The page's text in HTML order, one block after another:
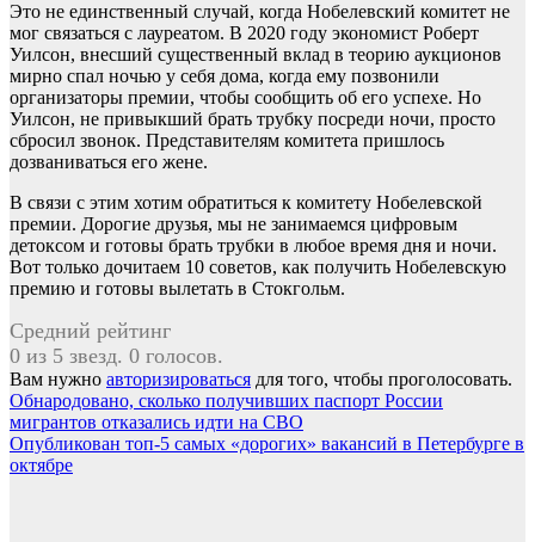
Это не единственный случай, когда Нобелевский комитет не
мог связаться с лауреатом. В 2020 году экономист Роберт
Уилсон, внесший существенный вклад в теорию аукционов
мирно спал ночью у себя дома, когда ему позвонили
организаторы премии, чтобы сообщить об его успехе. Но
Уилсон, не привыкший брать трубку посреди ночи, просто
сбросил звонок. Представителям комитета пришлось
дозваниваться его жене.
В связи с этим хотим обратиться к комитету Нобелевской
премии. Дорогие друзья, мы не занимаемся цифровым
детоксом и готовы брать трубки в любое время дня и ночи.
Вот только дочитаем 10 советов, как получить Нобелевскую
премию и готовы вылетать в Стокгольм.
Средний рейтинг
0 из 5 звезд. 0 голосов.
Вам нужно авторизироваться для того, чтобы проголосовать.
Навигация
по
записям
Обнародовано, сколько получивших паспорт России
мигрантов отказались идти на СВО
Опубликован топ-5 самых «дорогих» вакансий в Петербурге в
октябре